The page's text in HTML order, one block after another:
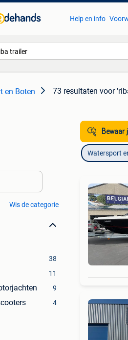
Help en info
en Boten 73 resultaten voor
Wis de categorie
38
11
9
4
Bewaar
Watersport